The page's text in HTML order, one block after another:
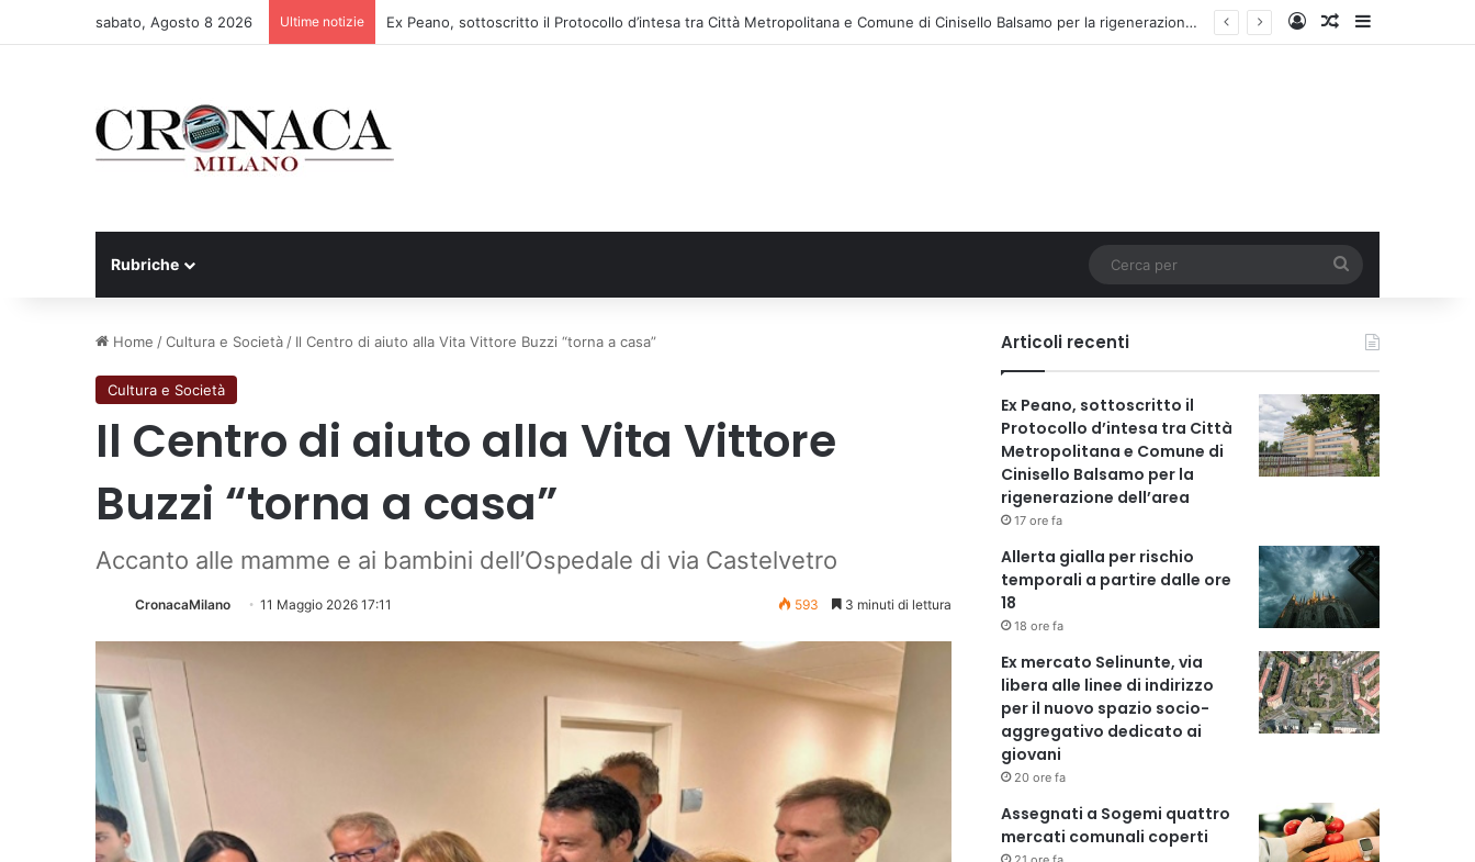
sabato, Agosto 8 2026 Ultime notizie Ex Peano, sottoscritto il Protocollo d’intesa tra Città Metropolitana e Comune di Cinisello Balsamo per la rigenerazione dell’area AccediUn articolo a
Rubriche
per
Home /Cultura e Società / Il Centro di aiuto alla Vita Vittore Buzzi “torna a casa”
Cultura e Società
Il Centro di aiuto alla Vita Vittore
Buzzi “torna a casa”
Accanto alle mamme e ai bambini dell’Ospedale di via Castelvetro
CronacaMilano 11 Maggio 2026 17:11 593 3 minuti di lettura
Articoli recenti
Ex Peano, sottoscritto il
Protocollo d’intesa tra Città
Metropolitana e Comune di
Cinisello Balsamo per la
rigenerazione dell’area
17 ore fa
Allerta gialla per rischio
temporali a partire dalle ore
18
18 ore fa
Ex mercato Selinunte, via
libera alle linee di indirizzo
per il nuovo spazio socio-
aggregativo dedicato ai
giovani
20 ore fa
Assegnati a Sogemi quattro
mercati comunali coperti